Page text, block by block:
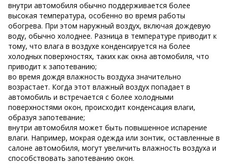
внутри автомобиля обычно поддерживается более
высокая температура, особенно во время работы
обогрева. При этом наружный воздух, включая дождевую
воду, обычно холоднее. Разница в температуре приводит к
тому, что влага в воздухе конденсируется на более
холодных поверхностях, таких как окна автомобиля, что
приводит к запотеванию;
во время дождя влажность воздуха значительно
возрастает. Когда этот влажный воздух попадает в
автомобиль и встречается с более холодными
поверхностями окон, происходит конденсация влаги,
образуя запотевание;
внутри автомобиля может быть повышенное испарение
влаги. Например, мокрая одежда или зонтик, оставленные в
салоне автомобиля, могут увеличить влажность воздуха и
способствовать запотеванию окон.